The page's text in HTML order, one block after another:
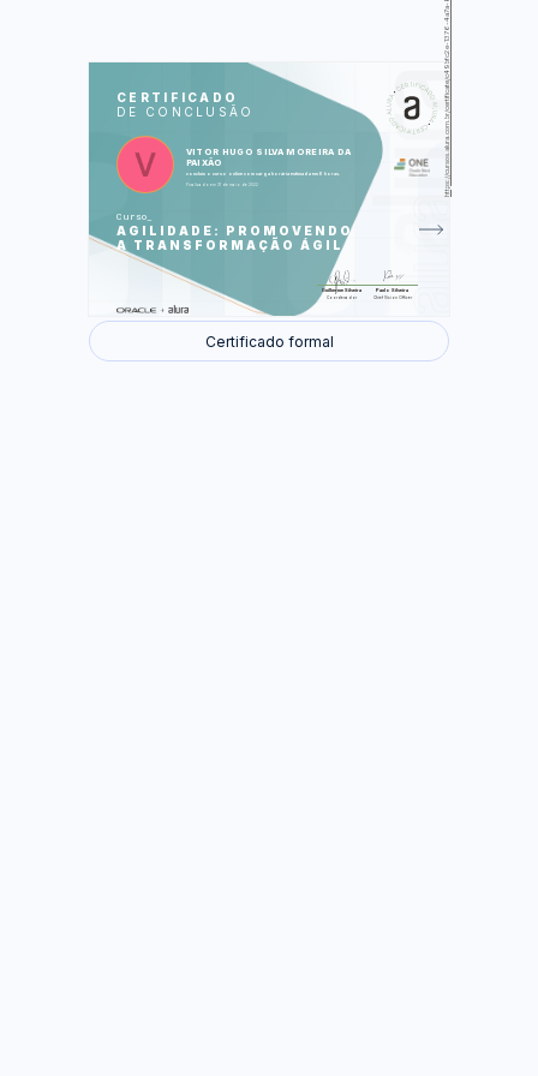
https://cursos.alura.com.br/certificate/c49bfc2e-1376-4a7a-8a55-ff3b3553b26d
CERTIFICADO
DE CONCLUSÃO
VITOR HUGO SILVA MOREIRA DA
PAIXÃO
concluiu o curso online com carga horária estimada em 6 horas.
Finalizado em 31 de maio de 2022
Curso
AGILIDADE: PROMOVENDO
A TRANSFORMAÇÃO ÁGIL
Guilherme Silveira
Coordenador
Paulo Silveira
Chief Vision Officer
AU
LAS
O Método Ágil
O Método Waterfall
Priorização
Rápido Feedback
O que é ser Ágil
O Manifesto Ágil
Cases do Método Ágil
Foram feitas 26 de 26 atividades.
Certificado formal